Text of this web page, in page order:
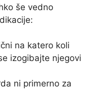
še vedno
na katero koli
izogibajte njegovi
ni primerno za